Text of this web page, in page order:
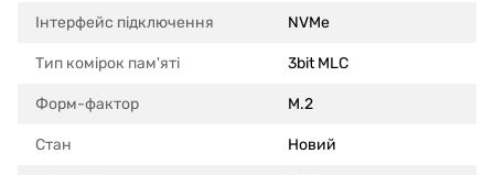
Інтерфейс підключення NVMe
Тип комірок пам'яті 3bit MLC
Форм-фактор M.2
Стан Новий